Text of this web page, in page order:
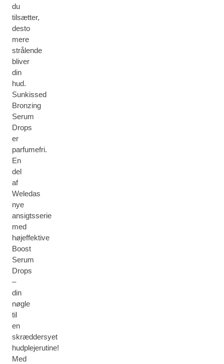
du
tilsætter,
desto
mere
strålende
bliver
din
hud.
Sunkissed
Bronzing
Serum
Drops
er
parfumefri.
En
del
af
Weledas
nye
ansigtsserie
med
højeffektive
Boost
Serum
Drops
–
din
nøgle
til
en
skræddersyet
hudplejerutine!
Med